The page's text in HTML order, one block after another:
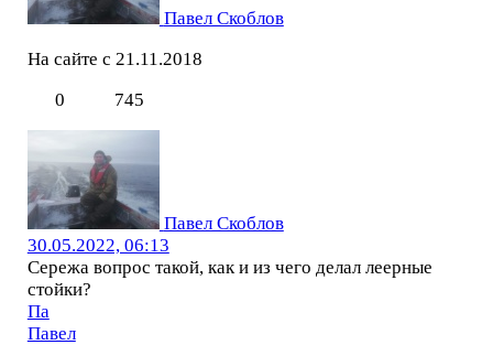
Павел Скоблов
На сайте с 21.11.2018
0
745
Павел Скоблов
30.05.2022, 06:13
Сережа вопрос такой, как и из чего делал леерные
стойки?
Па
Павел